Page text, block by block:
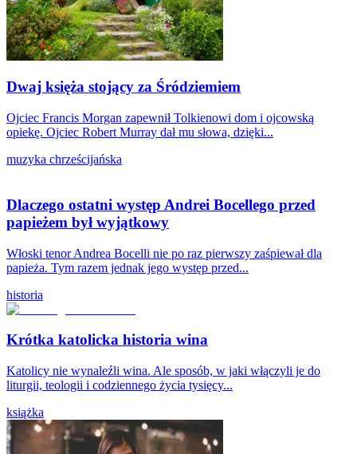
Dwaj księża stojący za Śródziemiem
Ojciec Francis Morgan zapewnił Tolkienowi dom i ojcowską
opiekę. Ojciec Robert Murray dał mu słowa, dzięki...
muzyka chrześcijańska
Dlaczego ostatni występ Andrei Bocellego przed
papieżem był wyjątkowy
Włoski tenor Andrea Bocelli nie po raz pierwszy zaśpiewał dla
papieża. Tym razem jednak jego występ przed...
historia
Krótka katolicka historia wina
Katolicy nie wynaleźli wina. Ale sposób, w jaki włączyli je do
liturgii, teologii i codziennego życia tysięcy...
książka